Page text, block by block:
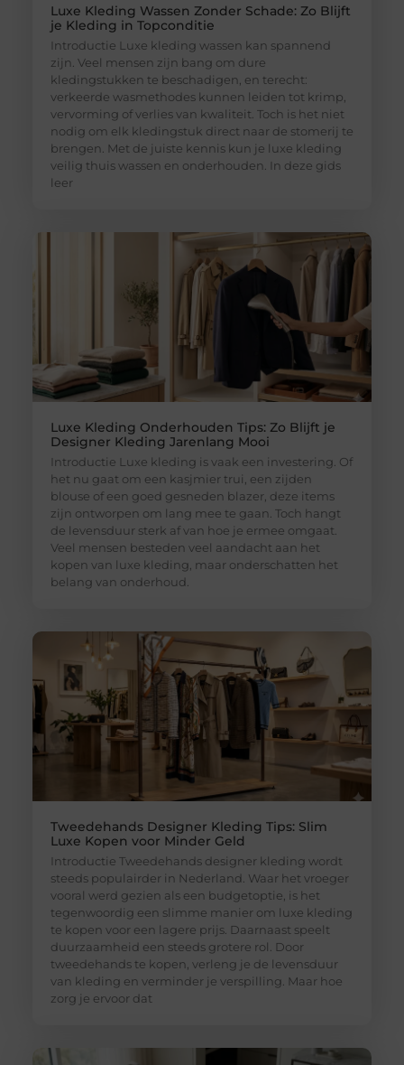
Luxe Kleding Wassen Zonder Schade: Zo Blijft
je Kleding in Topconditie
Introductie Luxe kleding wassen kan spannend
zijn. Veel mensen zijn bang om dure
kledingstukken te beschadigen, en terecht:
verkeerde wasmethodes kunnen leiden tot krimp,
vervorming of verlies van kwaliteit. Toch is het niet
nodig om elk kledingstuk direct naar de stomerij te
brengen. Met de juiste kennis kun je luxe kleding
veilig thuis wassen en onderhouden. In deze gids
leer
Luxe Kleding Onderhouden Tips: Zo Blijft je
Designer Kleding Jarenlang Mooi
Introductie Luxe kleding is vaak een investering. Of
het nu gaat om een kasjmier trui, een zijden
blouse of een goed gesneden blazer, deze items
zijn ontworpen om lang mee te gaan. Toch hangt
de levensduur sterk af van hoe je ermee omgaat.
Veel mensen besteden veel aandacht aan het
kopen van luxe kleding, maar onderschatten het
belang van onderhoud.
Tweedehands Designer Kleding Tips: Slim
Luxe Kopen voor Minder Geld
Introductie Tweedehands designer kleding wordt
steeds populairder in Nederland. Waar het vroeger
vooral werd gezien als een budgetoptie, is het
tegenwoordig een slimme manier om luxe kleding
te kopen voor een lagere prijs. Daarnaast speelt
duurzaamheid een steeds grotere rol. Door
tweedehands te kopen, verleng je de levensduur
van kleding en verminder je verspilling. Maar hoe
zorg je ervoor dat